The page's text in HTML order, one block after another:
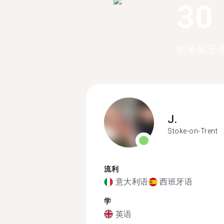
J.
Stoke-on-Trent
流利
意大利语 西班牙语
学
英语